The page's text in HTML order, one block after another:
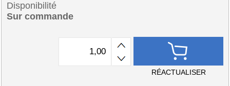
Disponibilité
Sur commande
RÉACTUALISER